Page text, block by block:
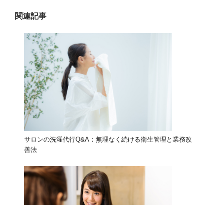
ョ
関連記事
サロンの洗濯代行Q&A：無理なく続ける衛生管理と業務改
善法